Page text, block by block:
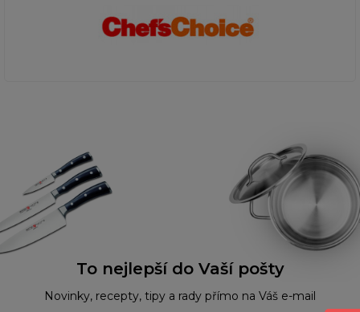
To nejlepší do Vaší pošty
Novinky, recepty, tipy a rady přímo na Váš e-mail